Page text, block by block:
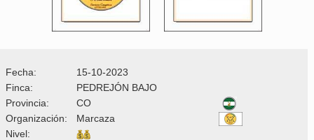
Fecha:
15-10-2023
Finca:
PEDREJÓN BAJO
Provincia:
CO
Organización:
Marcaza
Nivel: